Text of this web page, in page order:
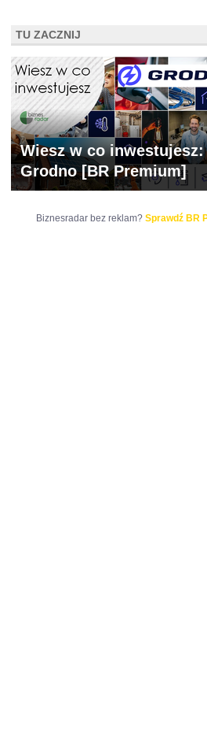
TU ZACZNIJ
Wiesz w co inwestujesz:
Grodno [BR Premium]
Biznesradar bez reklam? Sprawdź BR